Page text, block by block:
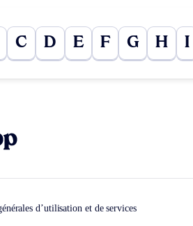
C D E F G H I
d’utilisation et de services